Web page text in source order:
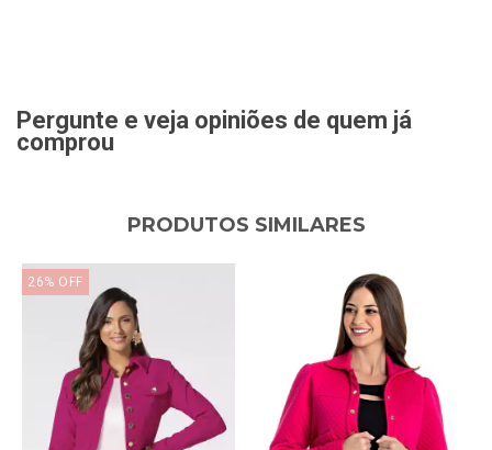
Pergunte e veja opiniões de quem já
comprou
PRODUTOS SIMILARES
26% OFF